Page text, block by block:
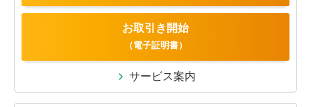
お取引き開始
（電子証明書）
サービス案内